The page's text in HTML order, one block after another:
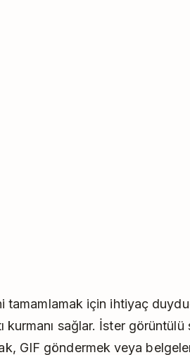
tamamlamak için ihtiyaç
kurmanı sağlar. İster görüntülü
GIF göndermek veya